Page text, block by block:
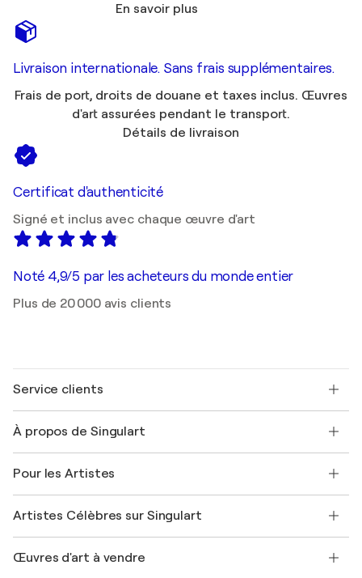
En savoir plus
Livraison internationale. Sans frais supplémentaires.
Frais de port, droits de douane et taxes inclus. Œuvres
d'art assurées pendant le transport.
Détails de livraison
Certificat d'authenticité
Signé et inclus avec chaque œuvre d'art
Noté 4,9/5 par les acheteurs du monde entier
Plus de 20 000 avis clients
Service clients
Expédition
Offrir une carte cadeau
Rejoignez notre programme commercial
Mon compte
+33 1 76 44 06 42
À propos de Singulart
FAQ
Magazine Singulart
Emplois
Découvrez une sélection d'art original
Pour les Artistes
Se connecter en tant qu'Artiste
Artistes Célèbres sur Singulart
Marc Chagall
Œuvres d'art à vendre